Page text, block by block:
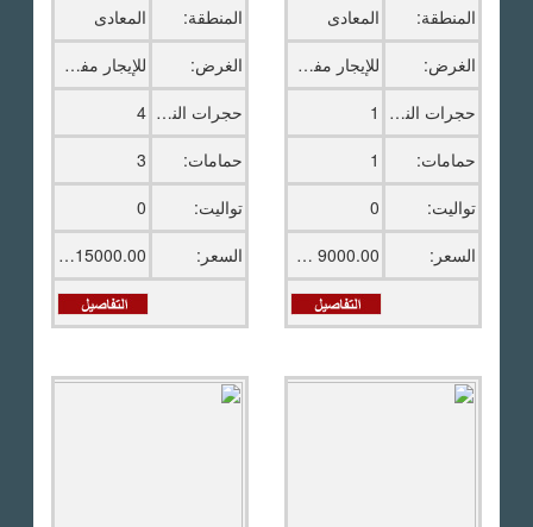
المنطقة:
المعادى
الغرض:
للإيجار مفروش
حجرات النوم: 1
حمامات:
1
تواليت:
0
السعر:
9000.00 ج.م
المنطقة:
المعادى
الغرض:
للإيجار مفروش
حجرات النوم: 4
حمامات:
3
تواليت:
0
السعر:
15000.00 ج.م